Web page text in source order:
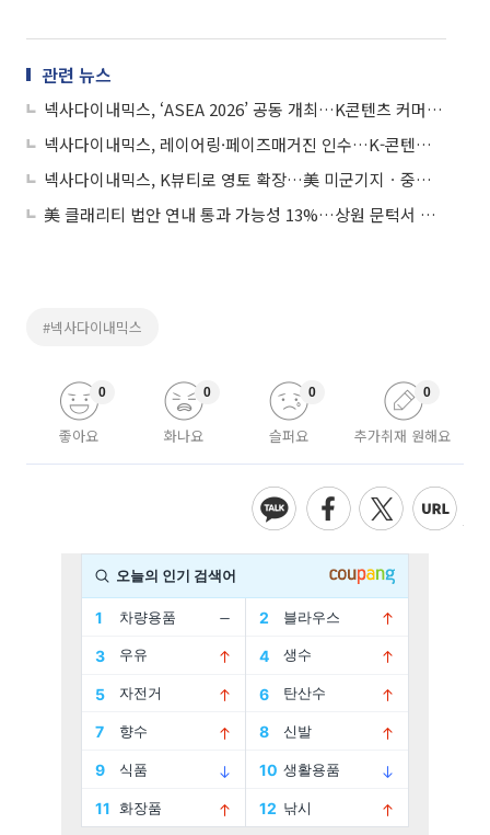
관련 뉴스
넥사다이내믹스, ‘ASEA 2026’ 공동 개최…K콘텐츠 커머스 사업 확대
넥사다이내믹스, 레이어링·페이즈매거진 인수…K-콘텐츠 커머스 강화
넥사다이내믹스, K뷰티로 영토 확장…美 미군기지ㆍ중국서 발주
美 클래리티 법안 연내 통과 가능성 13%…상원 문턱서 제동
#넥사다이내믹스
좋아요
0
화나요
0
슬퍼요
0
추가취재 원해요
0